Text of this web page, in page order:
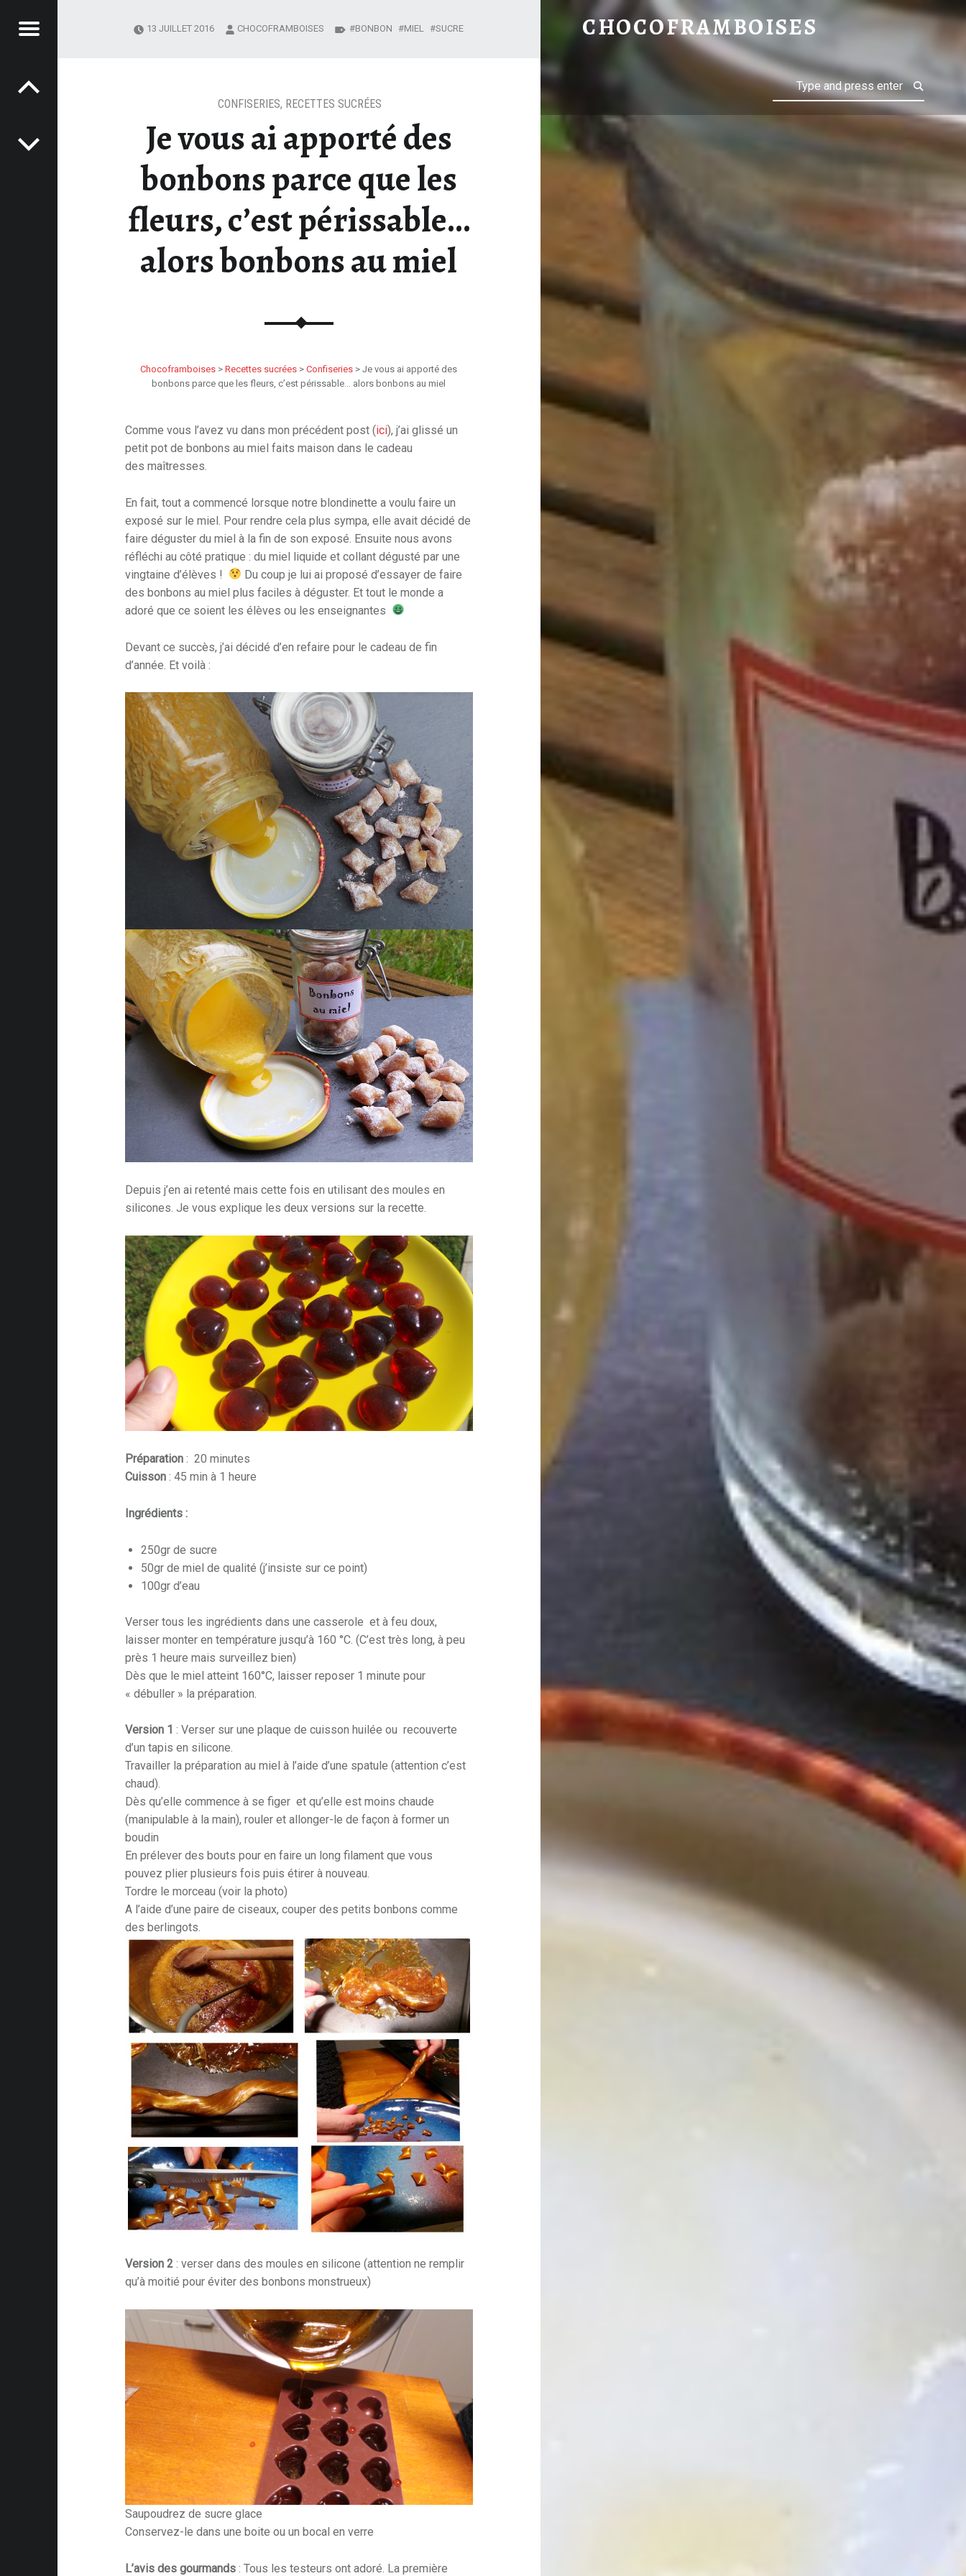
JE VOUS AI APPORTÉ DES BONBONS PARCE QUE LES FLEURS, C’EST PÉRISSABLE… ALORS BONBONS AU MIEL – CHOCOFRAMBOISES
CHOCOFRAMBOISES
Menu
Search
Je vous ai apporté des
bonbons parce que les
fleurs, c’est périssable…
alors bonbons au miel
CONFISERIES, RECETTES SUCRÉES
Chocoframboises >Recettes sucrées >Confiseries >Je vous ai apporté des
bonbons parce que les fleurs, c’est périssable… alors bonbons au miel
Comme vous l’avez vu dans mon précédent post (ici), j’ai glissé un
petit pot de bonbons au miel faits maison dans le cadeau
des maîtresses.
En fait, tout a commencé lorsque notre blondinette a voulu faire un
exposé sur le miel. Pour rendre cela plus sympa, elle avait décidé de
faire déguster du miel à la fin de son exposé. Ensuite nous avons
réfléchi au côté pratique : du miel liquide et collant dégusté par une
vingtaine d’élèves !
Du coup je lui ai proposé d’essayer de faire
des bonbons au miel plus faciles à déguster. Et tout le monde a
adoré que ce soient les élèves ou les enseignantes
Devant ce succès, j’ai décidé d’en refaire pour le cadeau de fin
d’année. Et voilà :
Depuis j’en ai retenté mais cette fois en utilisant des moules en
silicones. Je vous explique les deux versions sur la recette.
Préparation : 20 minutes
Cuisson : 45 min à 1 heure
Ingrédients :
250gr de sucre
50gr de miel de qualité (j’insiste sur ce point)
100gr d’eau
Verser tous les ingrédients dans une casserole et à feu doux,
laisser monter en température jusqu’à 160 °C. (C’est très long, à peu
près 1 heure mais surveillez bien)
Dès que le miel atteint 160°C, laisser reposer 1 minute pour
« débuller » la préparation.
Version 1 : Verser sur une plaque de cuisson huilée ou recouverte
d’un tapis en silicone.
Travailler la préparation au miel à l’aide d’une spatule (attention c’est
chaud).
Dès qu’elle commence à se figer et qu’elle est moins chaude
(manipulable à la main), rouler et allonger-le de façon à former un
boudin
En prélever des bouts pour en faire un long filament que vous
pouvez plier plusieurs fois puis étirer à nouveau.
Tordre le morceau (voir la photo)
A l’aide d’une paire de ciseaux, couper des petits bonbons comme
des berlingots.
Version 2 : verser dans des moules en silicone (attention ne remplir
qu’à moitié pour éviter des bonbons monstrueux)
Saupoudrez de sucre glace
Conservez-le dans une boite ou un bocal en verre
L’avis des gourmands : Tous les testeurs ont adoré. La première
13 JUILLET 2016 CHOCOFRAMBOISES BONBON MIEL SUCRE